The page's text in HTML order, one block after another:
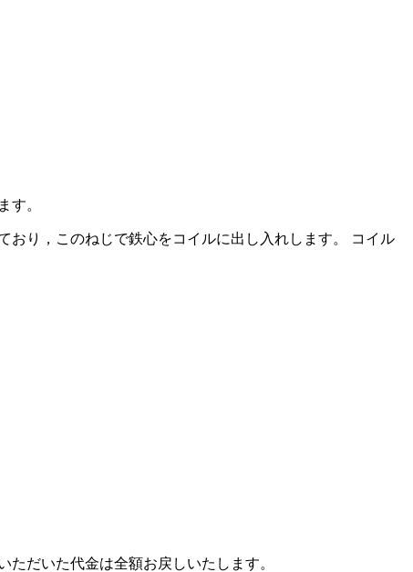
す。
り，このねじで鉄心をコイルに出し入れします。 コイル
だいた代金は全額お戻しいたします。